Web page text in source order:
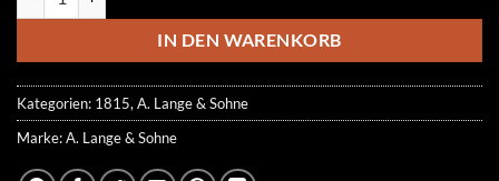
499.00 €269.00 €.
IN DEN WARENKORB
Kategorien: 1815, A. Lange & Sohne
Marke:A. Lange & Sohne